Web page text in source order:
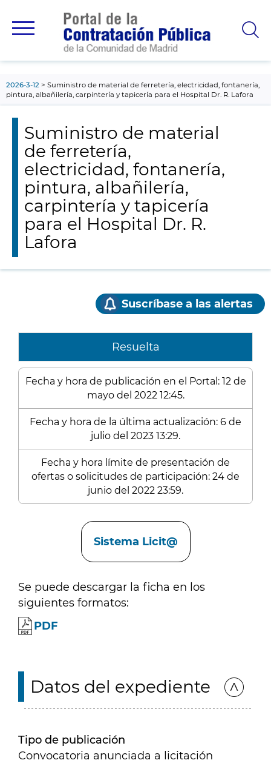
principal
2026-3-12
Suministro de material de ferretería, electricidad, fontanería,
pintura, albañilería, carpintería y tapicería para el Hospital Dr. R. Lafora
Suministro de material
de ferretería,
electricidad, fontanería,
pintura, albañilería,
carpintería y tapicería
para el Hospital Dr. R.
Lafora
Suscríbase a las alertas
Resuelta
Fecha y hora de publicación en el Portal: 12 de
mayo del 2022 12:45.
Fecha y hora de la última actualización: 6 de
julio del 2023 13:29.
Fecha y hora límite de presentación de
ofertas o solicitudes de participación: 24 de
junio del 2022 23:59.
Sistema Licit@
Se puede descargar la ficha en los
siguientes formatos:
PDF
Datos del expediente
Tipo de publicación
Convocatoria anunciada a licitación